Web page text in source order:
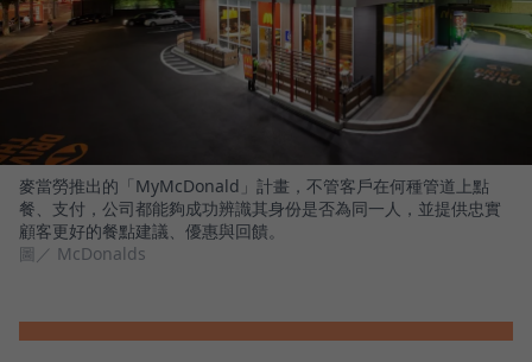
麥當勞推出的「MyMcDonald」計畫，不管客戶在何種管道上點
餐、支付，公司都能夠成功辨識其身份是否為同一人，並提供忠實
顧客更好的餐點建議、優惠與回饋。
圖／ McDonalds